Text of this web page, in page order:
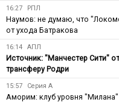
16:27 РПЛ
Наумов: не думаю, что
от ухода Батракова
16:14 АПЛ
Источник: "Манчестер Сити"
трансферу Родри
15:57 Серия А
Аморим: клуб уровня